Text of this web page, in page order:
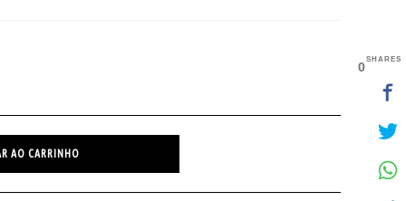
AO CARRINHO
0SHARES